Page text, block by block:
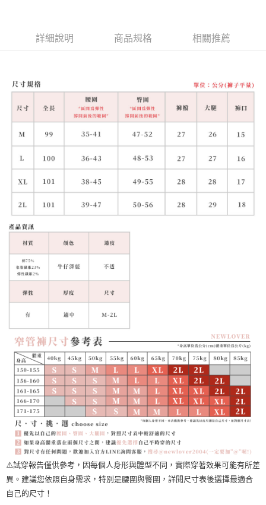
詳細說明 商品規格 相關推薦
⚠️試穿報告僅供參考，因每個人身形與體型不同，實際穿著效果可能有所差
異。建議您依照自身需求，特別是腰圍與臀圍，詳閱尺寸表後選擇最適合
自己的尺寸！